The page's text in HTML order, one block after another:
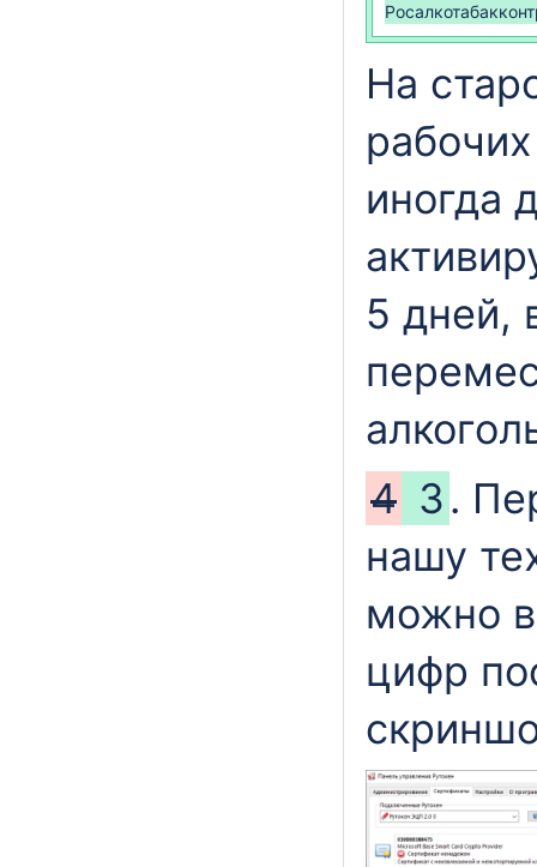
На
иногда
5 дней,
4 3.
нашу
можно
цифр